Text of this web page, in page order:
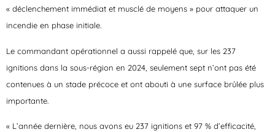
« déclenchement immédiat et musclé de moyens » pour attaquer un
incendie en phase initiale.
Le commandant opérationnel a aussi rappelé que, sur les 237
ignitions dans la sous-région en 2024, seulement sept n’ont pas été
contenues à un stade précoce et ont abouti à une surface brûlée plus
importante.
« L’année dernière, nous avons eu 237 ignitions et 97 % d’efficacité,